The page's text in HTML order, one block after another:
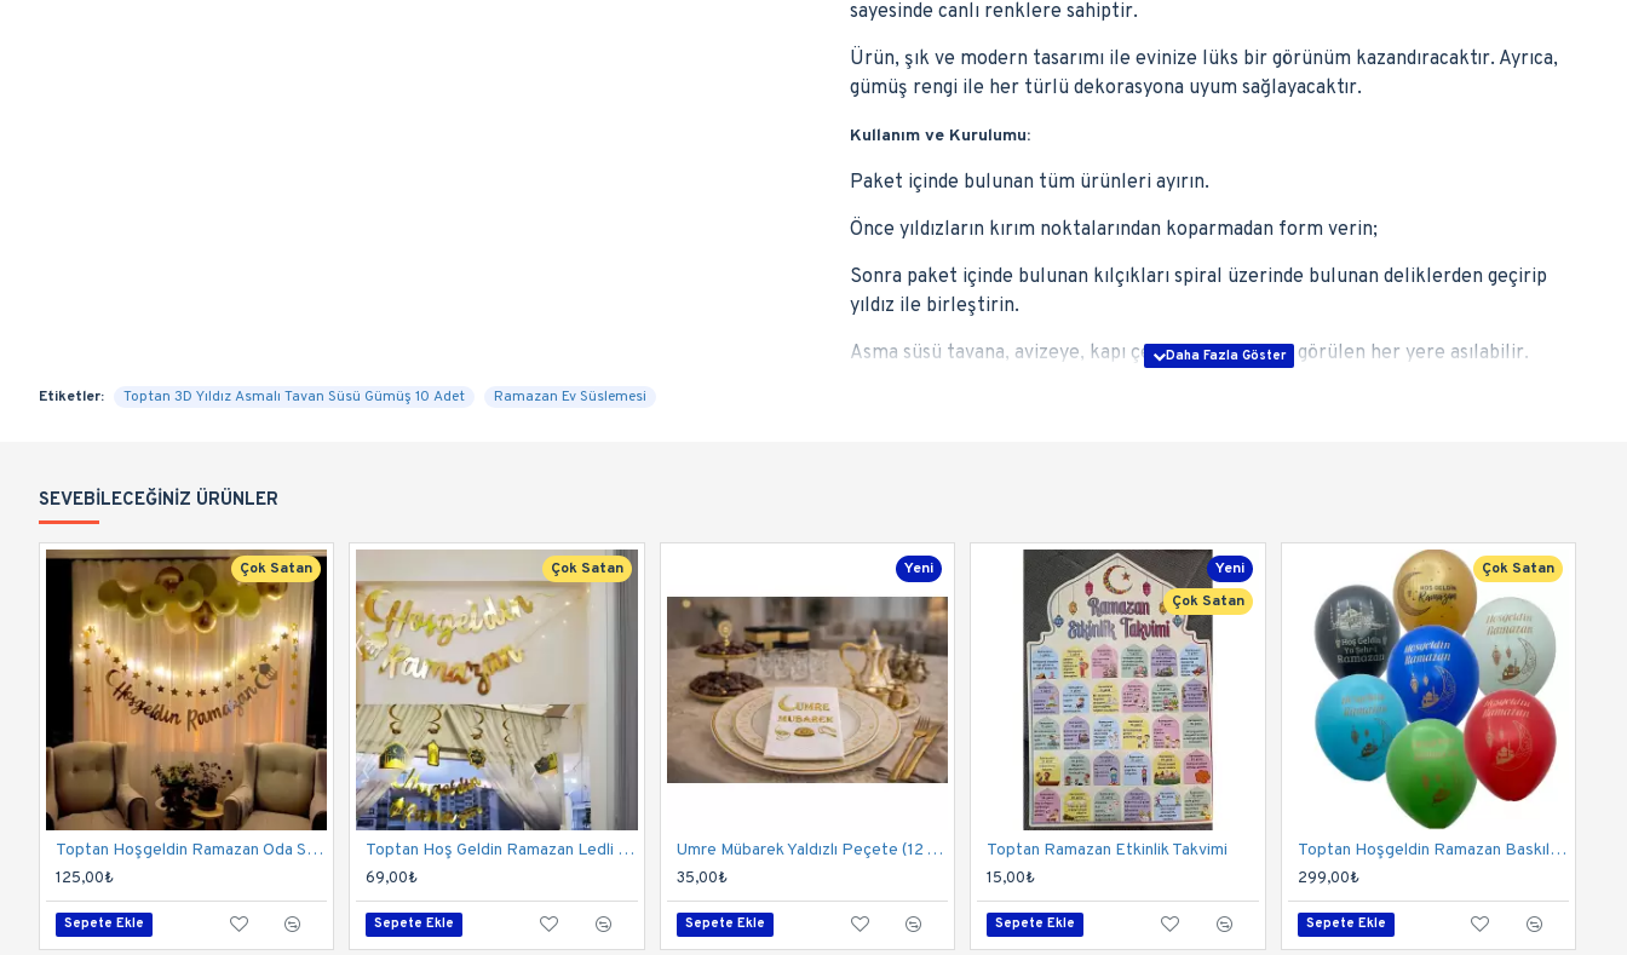
sayesinde canlı renklere sahiptir.
Ürün, şık ve modern tasarımı ile evinize lüks bir görünüm kazandıracaktır. Ayrıca,
gümüş rengi ile her türlü dekorasyona uyum sağlayacaktır.
Kullanım ve Kurulumu:
Paket içinde bulunan tüm ürünleri ayırın.
Önce yıldızların kırım noktalarından koparmadan form verin;
Sonra paket içinde bulunan kılçıkları spiral üzerinde bulunan deliklerden geçirip
yıldız ile birleştirin.
Asma süsü tavana, avizeye, kapı çerçevesine uygun görülen her yere asılabilir.
Etiketler: Toptan 3D Yıldız Asmalı Tavan Süsü Gümüş 10 Adet Ramazan Ev Süslemesi
SEVEBILECEĞINIZ ÜRÜNLER
Çok Satan
Toptan Hoşgeldin Ramazan Oda Süsleme Seti
125,00₺
Sepete Ekle
Çok Satan
Toptan Hoş Geldin Ramazan Ledli Ekonomik Seti
69,00₺
Sepete Ekle
Yeni
Umre Mübarek Yaldızlı Peçete (12 Adet) - Toptan
35,00₺
Sepete Ekle
Yeni
Çok Satan
Toptan Ramazan Etkinlik Takvimi
15,00₺
Sepete Ekle
Çok Satan
Toptan Hoşgeldin Ramazan Baskılı Balon 100 Adet
299,00₺
Sepete Ekle